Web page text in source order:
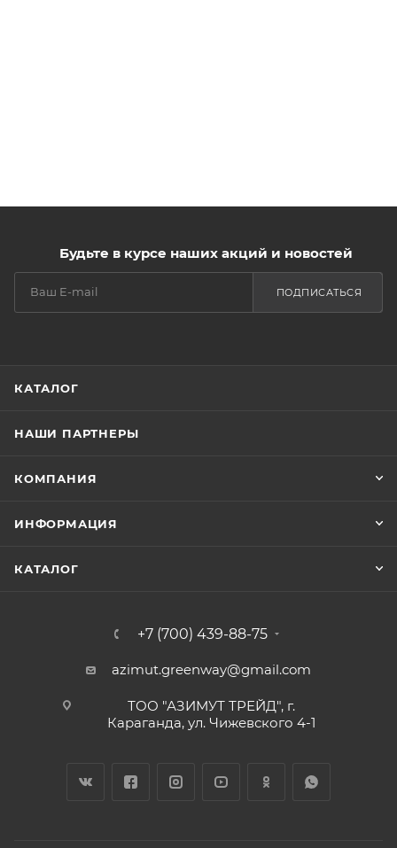
Будьте в курсе наших акций и новостей
ПОДПИСАТЬСЯ
КАТАЛОГ
НАШИ ПАРТНЕРЫ
КОМПАНИЯ
ИНФОРМАЦИЯ
КАТАЛОГ
+7 (700) 439-88-75
azimut.greenway@gmail.com
ТОО "АЗИМУТ ТРЕЙД", г.
Караганда, ул. Чижевского 4-1